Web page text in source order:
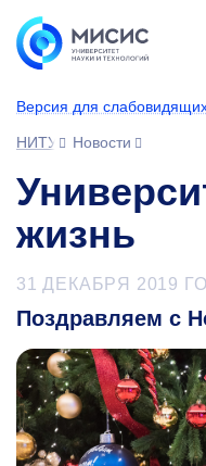
Версия для
НИТУ МИСИС
Новости
жизнь
31 ДЕКАБРЯ 2019
Поздравляем с